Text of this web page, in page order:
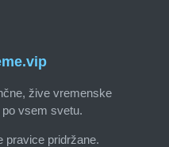
žive vremenske
vsem svetu.
pravice pridržane.